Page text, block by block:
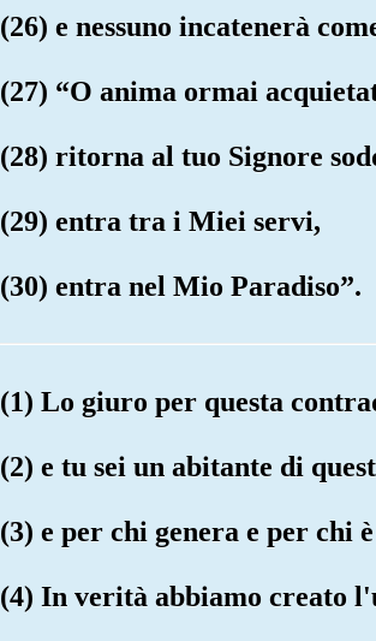
(26) e nessuno incatenerà
(27) “O anima ormai
(28) ritorna al tuo Signore
(29) entra tra i Miei servi,
(30) entra nel Mio Paradiso”.
(1) Lo giuro per questa
(2) e tu sei un abitante di
(3) e per chi genera e per chi
(4) In verità abbiamo creato